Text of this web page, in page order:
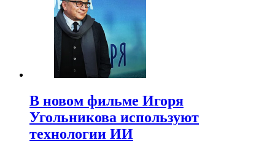
В новом фильме Игоря
Угольникова используют
технологии ИИ